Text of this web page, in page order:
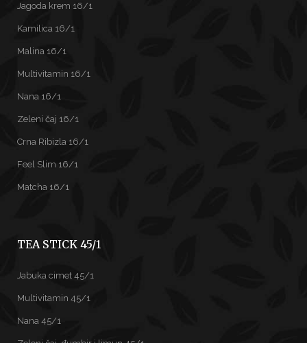
Jagoda krem 16/1
Kamilica 16/1
Malina 16/1
Multivitamin 16/1
Nana 16/1
Zeleni čaj 16/1
Crna Ribizla 16/1
Feel Slim 16/1
Matcha 16/1
TEA STICK 45/1
Jabuka cimet 45/1
Multivitamin 45/1
Nana 45/1